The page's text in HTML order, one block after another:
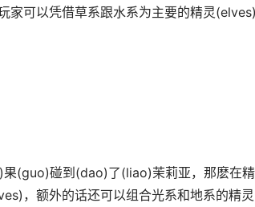
家可以凭借草系跟水系为主要的精灵
(guo)碰到(dao)了(liao)茉莉亚，那麽在
，额外的话还可以组合光系和地系的精